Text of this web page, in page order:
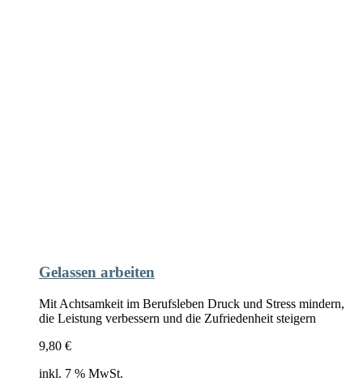
Gelassen arbeiten
Mit Achtsamkeit im Berufsleben Druck und Stress mindern,
die Leistung verbessern und die Zufriedenheit steigern
9,80 €
inkl. 7 % MwSt.